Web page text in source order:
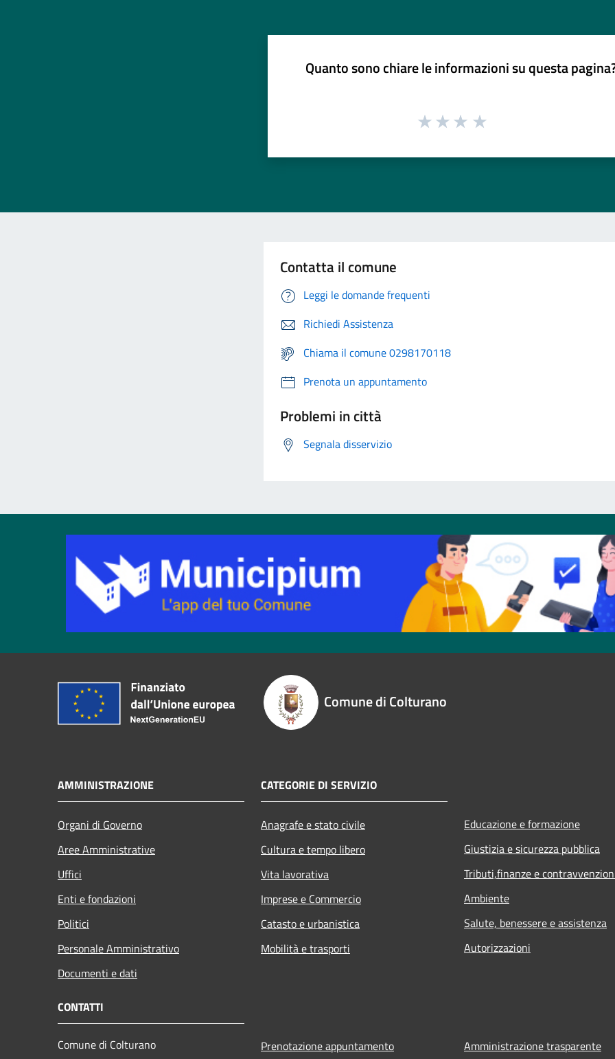
Quanto sono chiare le informazioni su questa
Contatta il comune
Leggi le domande frequenti
Richiedi Assistenza
Chiama il comune 0298170118
Prenota un appuntamento
Problemi in città
Segnala disservizio
Comune di Colturano
AMMINISTRAZIONE
Organi di Governo
Aree Amministrative
Uffici
Enti e fondazioni
Politici
Personale Amministrativo
Documenti e dati
CATEGORIE DI SERVIZIO
Anagrafe e stato civile
Cultura e tempo libero
Vita lavorativa
Imprese e Commercio
Catasto e urbanistica
Mobilità e trasporti
Educazione e formazione
Giustizia e sicurezza pubblica
Tributi,finanze e
Ambiente
Salute, benessere e assistenza
Autorizzazioni
CONTATTI
Comune di Colturano
Prenotazione appuntamento Amministrazione trasparente